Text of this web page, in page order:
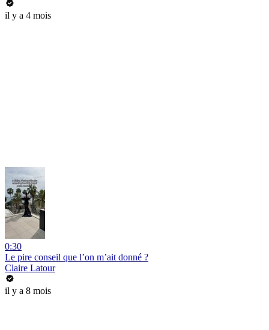
il y a 4 mois
0:30
Le pire conseil que l’on m’ait donné ?
Claire Latour
il y a 8 mois